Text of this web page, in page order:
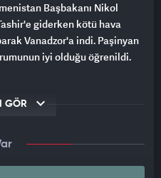
Başbakanı Nikol
giderken kötü hava
Vanadzor'a indi. Paşinyan
iyi olduğu öğrenildi.
GÖR